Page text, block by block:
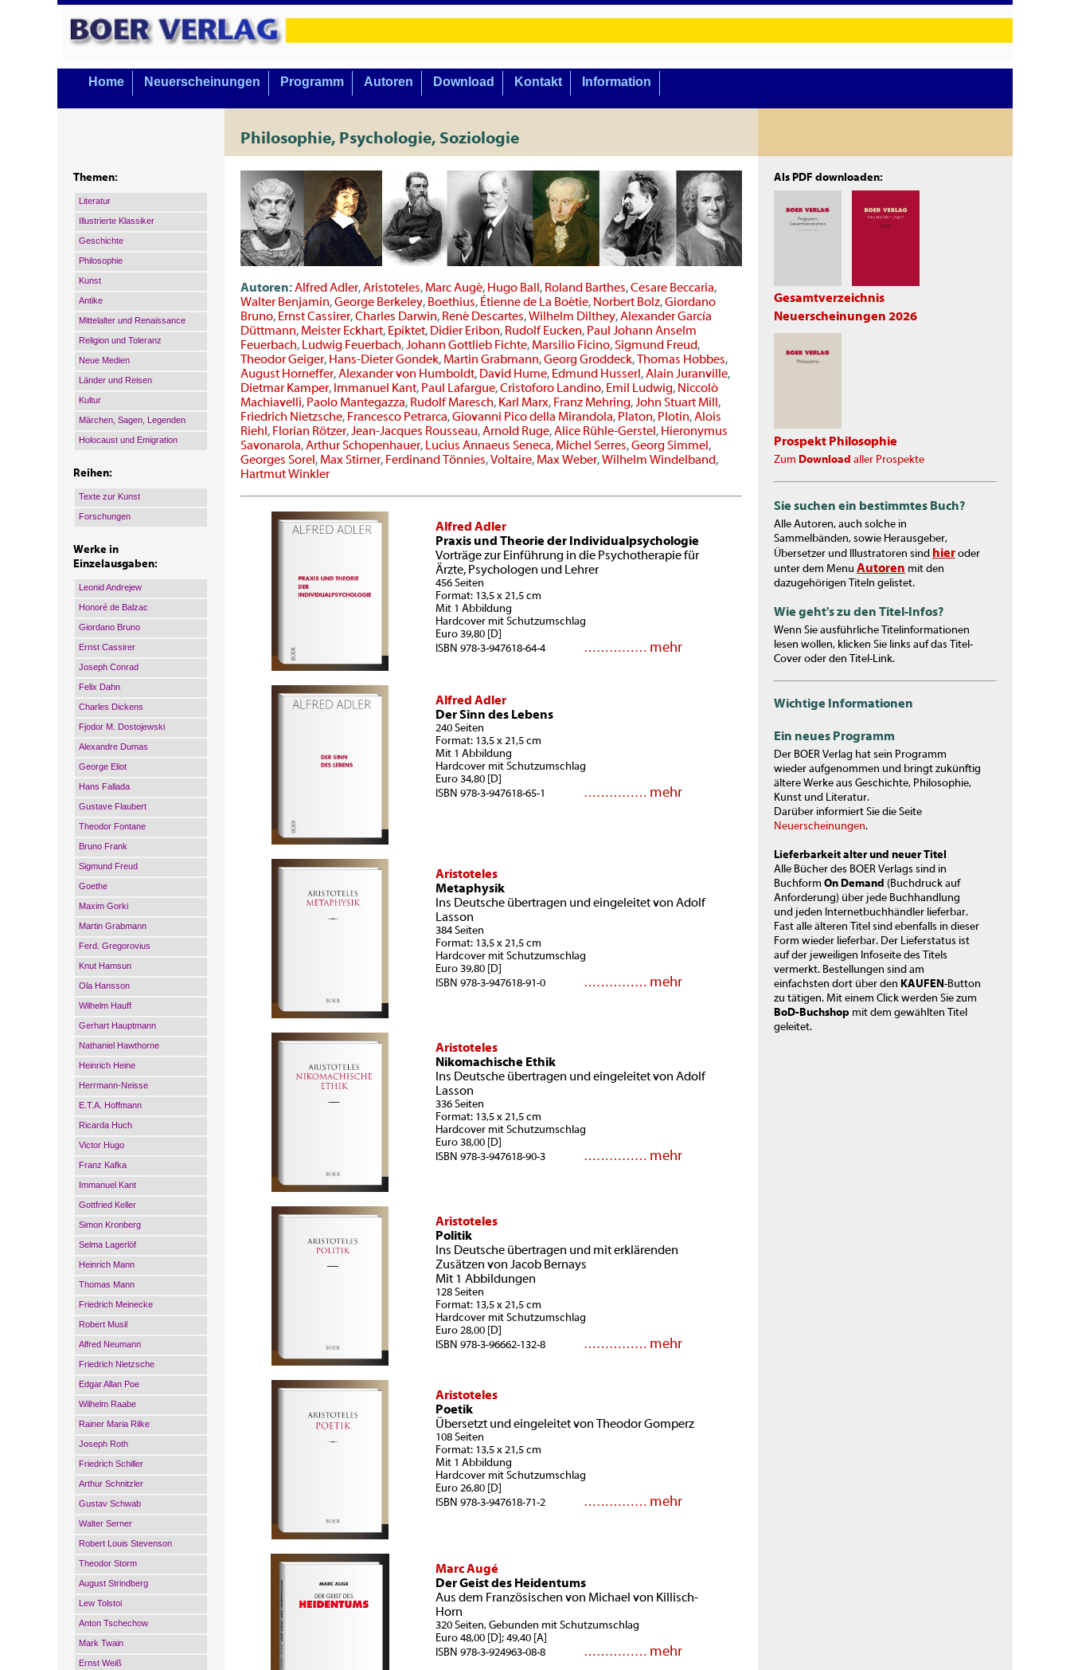
Home Neuerscheinungen Programm Autoren Download Kontakt Information
Philosophie, Psychologie, Soziologie
Themen:
Literatur
Illustrierte Klassiker
Geschichte
Philosophie
Kunst
Antike
Mittelalter und Renaissance
Religion und Toleranz
Neue Medien
Länder und Reisen
Kultur
Märchen, Sagen, Legenden
Holocaust und Emigration
Reihen:
Texte zur Kunst
Forschungen
Werke in
Einzelausgaben:
Leonid Andrejew
Honoré de Balzac
Giordano Bruno
Ernst Cassirer
Joseph Conrad
Felix Dahn
Charles Dickens
Fjodor M. Dostojewski
Alexandre Dumas
George Eliot
Hans Fallada
Gustave Flaubert
Theodor Fontane
Bruno Frank
Sigmund Freud
Goethe
Maxim Gorki
Martin Grabmann
Ferd. Gregorovius
Knut Hamsun
Ola Hansson
Wilhelm Hauff
Gerhart Hauptmann
Nathaniel Hawthorne
Heinrich Heine
Herrmann-Neisse
E.T.A. Hoffmann
Ricarda Huch
Victor Hugo
Franz Kafka
Immanuel Kant
Gottfried Keller
Simon Kronberg
Selma Lagerlöf
Heinrich Mann
Thomas Mann
Friedrich Meinecke
Robert Musil
Alfred Neumann
Friedrich Nietzsche
Edgar Allan Poe
Wilhelm Raabe
Rainer Maria Rilke
Joseph Roth
Friedrich Schiller
Arthur Schnitzler
Gustav Schwab
Walter Serner
Robert Louis Stevenson
Theodor Storm
August Strindberg
Lew Tolstoi
Anton Tschechow
Mark Twain
Ernst Weiß
Autoren:Alfred Adler,Aristoteles, Marc Augé, Hugo Ball , Roland Barthes,Cesare Beccaria,
Walter Benjamin,George Berkeley, Boethius, Étienne de La Boétie, Norbert Bolz,Giordano
Bruno, Ernst Cassirer,Charles Darwin, René Descartes,Wilhelm Dilthey,Alexander García
Düttmann, Meister Eckhart, Epiktet, Didier Eribon, Rudolf Eucken, Paul Johann Anselm
Feuerbach, Ludwig Feuerbach,Johann Gottlieb Fichte, Marsilio Ficino,Sigmund Freud,
Theodor Geiger, Hans-Dieter Gondek, Martin Grabmann,Georg Groddeck,Thomas Hobbes,
August Horneffer,Alexander von Humboldt, David Hume, Edmund Husserl ,Alain Juranville,
Dietmar Kamper, Immanuel Kant, Paul Lafargue,Cristoforo Landino, Emil Ludwig, Niccolò
Machiavelli, Paolo Mantegazza, Rudolf Maresch, Karl Marx, Franz Mehring,John Stuart Mill ,
Friedrich Nietzsche, Francesco Petrarca,Giovanni Pico della Mirandola, Platon, Plotin,Alois
Riehl , Florian Rötzer,Jean-Jacques Rousseau,Arnold Ruge,Alice Rühle-Gerstel , Hieronymus
Savonarola,Arthur Schopenhauer, Lucius Annaeus Seneca, Michel Serres,Georg Simmel ,
Georges Sorel , Max Stirner, Ferdinand Tönnies,Voltaire, Max Weber,Wilhelm Windelband,
Hartmut Winkler
Alfred Adler
Praxis und Theorie der Individualpsychologie
Vorträge zur Einführung in die Psychotherapie für
Ärzte, Psychologen und Lehrer
456 Seiten
Format: 13,5 x 21,5 cm
Mit 1 Abbildung
Hardcover mit Schutzumschlag
Euro 39,80 [D]
ISBN 978-3-947618-64-4…………… mehr
Alfred Adler
Der Sinn des Lebens
240 Seiten
Format: 13,5 x 21,5 cm
Mit 1 Abbildung
Hardcover mit Schutzumschlag
Euro 34,80 [D]
ISBN 978-3-947618-65-1
…………… mehr
Aristoteles
Metaphysik
Ins Deutsche übertragen und eingeleitet von Adolf
Lasson
384 Seiten
Format: 13,5 x 21,5 cm
Hardcover mit Schutzumschlag
Euro 39,80 [D]
ISBN 978-3-947618-91-0 …………… mehr
Aristoteles
Nikomachische Ethik
Ins Deutsche übertragen und eingeleitet von Adolf
Lasson
336 Seiten
Format: 13,5 x 21,5 cm
Hardcover mit Schutzumschlag
Euro 38,00 [D]
ISBN 978-3-947618-90-3 …………… mehr
Aristoteles
Politik
Ins Deutsche übertragen und mit erklärenden
Zusätzen von Jacob Bernays
Mit 1 Abbildungen
128 Seiten
Format: 13,5 x 21,5 cm
Hardcover mit Schutzumschlag
Euro 28,00 [D]
ISBN 978-3-96662-132-8 …………… mehr
Aristoteles
Poetik
Übersetzt und eingeleitet von Theodor Gomperz
108 Seiten
Format: 13,5 x 21,5 cm
Mit 1 Abbildung
Hardcover mit Schutzumschlag
Euro 26,80 [D]
ISBN 978-3-947618-71-2 …………… mehr
Marc Augé
Der Geist des Heidentums
Aus dem Französischen von Michael von Killisch-
Horn
320 Seiten, Gebunden mit Schutzumschlag
Euro 48,00 [D]; 49,40 [A]
ISBN 978-3-924963-08-8 …………… mehr
Als PDF downloaden:
Gesamtverzeichnis
Neuerscheinungen 2026
Prospekt Philosophie
Zum Download aller Prospekte
Sie suchen ein bestimmtes Buch?
Alle Autoren, auch solche in
Sammelbänden, sowie Herausgeber,
Übersetzer und Illustratoren sind hieroder
unter dem Menu Autoren mit den
dazugehörigen Titeln gelistet.
Wie geht's zu den Titel-Infos?
Wenn Sie ausführliche Titelinformationen
lesen wollen, klicken Sie links auf das Titel-
Cover oder den Titel-Link.
Wichtige Informationen
Ein neues Programm
Der BOER Verlag hat sein Programm
wieder aufgenommen und bringt zukünftig
ältere Werke aus Geschichte, Philosophie,
Kunst und Literatur.
Darüber informiert Sie die Seite
Neuerscheinungen.
Lieferbarkeit alter und neuer Titel
Alle Bücher des BOER Verlags sind in
Buchform On Demand (Buchdruck auf
Anforderung) über jede Buchhandlung
und jeden Internetbuchhändler lieferbar.
Fast alle älteren Titel sind ebenfalls in dieser
Form wieder lieferbar. Der Lieferstatus ist
auf der jeweiligen Infoseite des Titels
vermerkt. Bestellungen sind am
einfachsten dort über den KAUFEN-Button
zu tätigen. Mit einem Click werden Sie zum
BoD-Buchshop mit dem gewählten Titel
geleitet.